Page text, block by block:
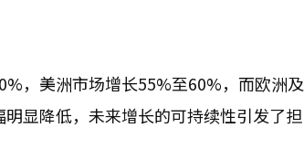
，美洲市场增长55%至60%，而欧洲及
显降低，未来增长的可持续性引发了担